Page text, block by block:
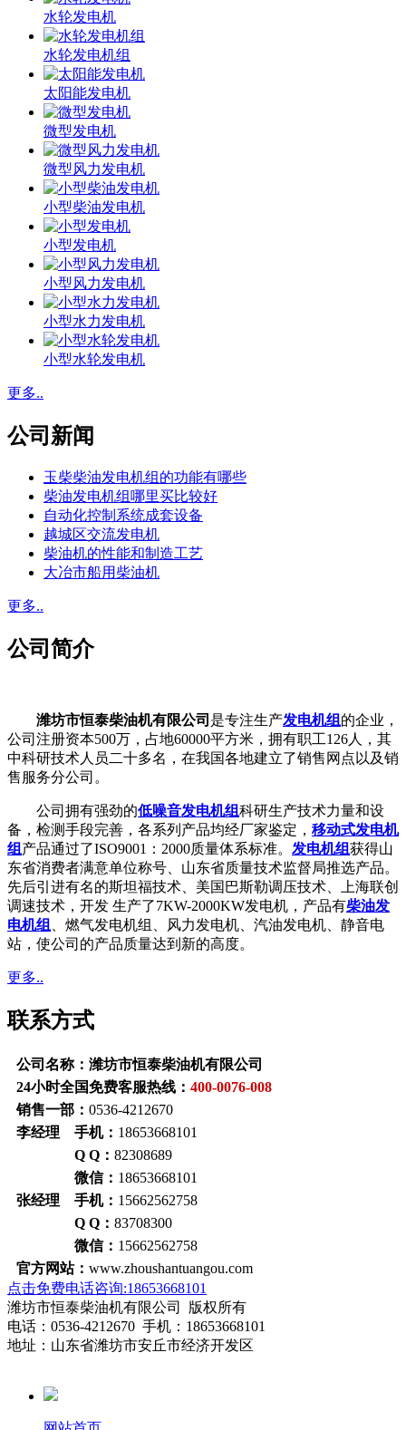
水轮发电机
水轮发电机组
太阳能发电机
微型发电机
微型风力发电机
小型柴油发电机
小型发电机
小型风力发电机
小型水力发电机
小型水轮发电机
更多..
公司新闻
玉柴柴油发电机组的功能有哪些
柴油发电机组哪里买比较好
自动化控制系统成套设备
越城区交流发电机
柴油机的性能和制造工艺
大冶市船用柴油机
更多..
公司简介
潍坊市恒泰柴油机有限公司 是专注生产发电机组的企业，
公司注册资本500万，占地60000平方米，拥有职工126人，其
中科研技术人员二十多名，在我国各地建立了销售网点以及销
售服务分公司。
公司拥有强劲的低噪音发电机组科研生产技术力量和设
备，检测手段完善，各系列产品均经厂家鉴定， 移动式发电机
组产品通过了ISO9001：2000质量体系标准。 发电机组获得山
东省消费者满意单位称号、山东省质量技术监督局推选产品。
先后引进有名的斯坦福技术、美国巴斯勒调压技术、上海联创
调速技术，开发 生产了7KW-2000KW发电机，产品有柴油发
电机组、燃气发电机组、风力发电机、汽油发电机、静音电
站，使公司的产品质量达到新的高度。
更多..
联系方式
公司名称：潍坊市恒泰柴油机有限公司
24小时全国免费客服热线： 400-0076-008
销售一部： 0536-4212670
李经理 手机： 18653668101
Q Q： 82308689
微信： 18653668101
张经理 手机： 15662562758
Q Q： 83708300
微信： 15662562758
官方网站： www.zhoushantuangou.com
点击免费电话咨询:18653668101
潍坊市恒泰柴油机有限公司 版权所有
电话：0536-4212670 手机：18653668101
地址：山东省潍坊市安丘市经济开发区